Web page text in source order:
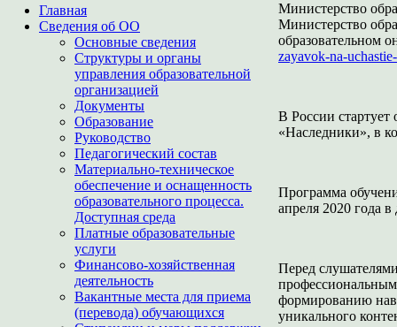
Главная
Сведения об ОО
Основные сведения
Структуры и органы
управления образовательной
организацией
Документы
Образование
Руководство
Педагогический состав
Материально-техническое
обеспечение и оснащенность
образовательного процесса.
Доступная среда
Платные образовательные
услуги
Финансово-хозяйственная
деятельность
Вакантные места для приема
(перевода) обучающихся
Министерство
Министерство
образовательном
zayavok-na-
В России стартует
«Наследники», в
Программа
апреля 2020 года
Перед
формированию
уникального